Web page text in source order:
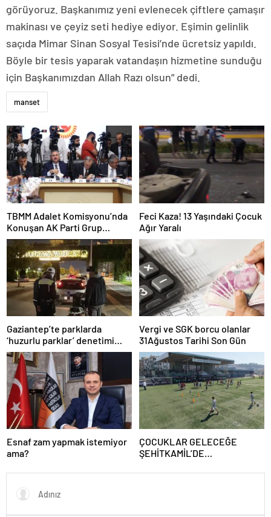
görüyoruz. Başkanımız yeni evlenecek çiftlere çamaşır
makinası ve çeyiz seti hediye ediyor. Eşimin gelinlik
saçıda Mimar Sinan Sosyal Tesisi’nde ücretsiz yapıldı.
Böyle bir tesis yaparak vatandaşın hizmetine sunduğu
için Başkanımızdan Allah Razı olsun” dedi.
manset
TBMM Adalet Komisyonu’nda
Konuşan AK Parti Grup
Başkanvekili Abdulhamit Gül:
“Kanun Teklifi Milletimizin
Teklifidir”
Feci Kaza! 13 Yaşındaki Çocuk
Ağır Yaralı
Gaziantep’te parklarda
‘huzurlu parklar’ denetimi
yapıldı.
Vergi ve SGK borcu olanlar
31Ağustos Tarihi Son Gün
Esnaf zam yapmak istemiyor
ama?
ÇOCUKLAR GELECEĞE
ŞEHİTKAMİL’DE